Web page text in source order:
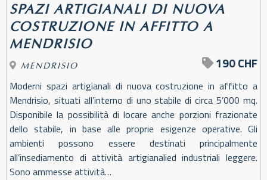
SPAZI ARTIGIANALI DI NUOVA
COSTRUZIONE IN AFFITTO A
MENDRISIO
MENDRISIO 190 CHF
Moderni spazi artigianali di nuova costruzione in affitto a
Mendrisio, situati all’interno di uno stabile di circa 5’000 mq.
Disponibile la possibilità di locare anche porzioni frazionate
dello stabile, in base alle proprie esigenze operative. Gli
ambienti possono essere destinati principalmente
all’insediamento di attività artigianalied industriali leggere.
Sono ammesse attività…